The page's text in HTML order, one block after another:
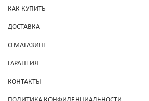
КАК КУПИТЬ
ДОСТАВКА
О МАГАЗИНЕ
ГАРАНТИЯ
КОНТАКТЫ